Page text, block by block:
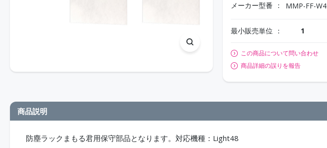
メーカー型番 MMP-FF-W4
最小販売単位 1
この商品について問い合わせ
商品詳細の誤りを報告
商品説明
防塵ラックまもる君用保守部品となります。対応機種：Light48